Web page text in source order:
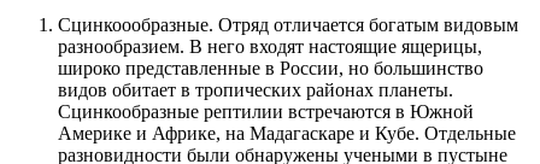
Сцинкоообразные. Отряд отличается богатым видовым
разнообразием. В него входят настоящие ящерицы,
широко представленные в России, но большинство
видов обитает в тропических районах планеты.
Сцинкообразные рептилии встречаются в Южной
Америке и Африке, на Мадагаскаре и Кубе. Отдельные
разновидности были обнаружены учеными в пустыне